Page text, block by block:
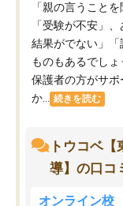
「親の言うこと
「受験が不安」
結果がでない」
ものもあるでしょ
保護者の方がサ
か...
続きを読む
トウコベ
導】の口コ
オンライン校